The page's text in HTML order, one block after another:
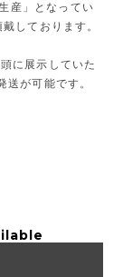
産」となってい
しております。
に展示していた
が可能です。